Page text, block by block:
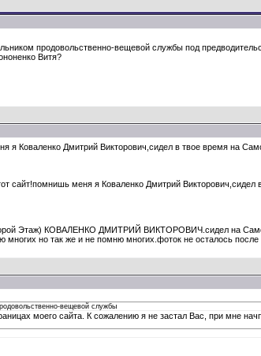
продовольственно-вещевой службы под
Витя?
я Коваленко Дмитрий Викторович,сидел в твое время на
сайт!помнишь меня я Коваленко Дмитрий
Этаж) КОВАЛЕНКО ДМИТРИЙ ВИКТОРОВИЧ.сидел на
многих но так же и не помню многих.фоток не осталось
вещевой службы
моего сайта. К сожалению я не застал Вас, при мне